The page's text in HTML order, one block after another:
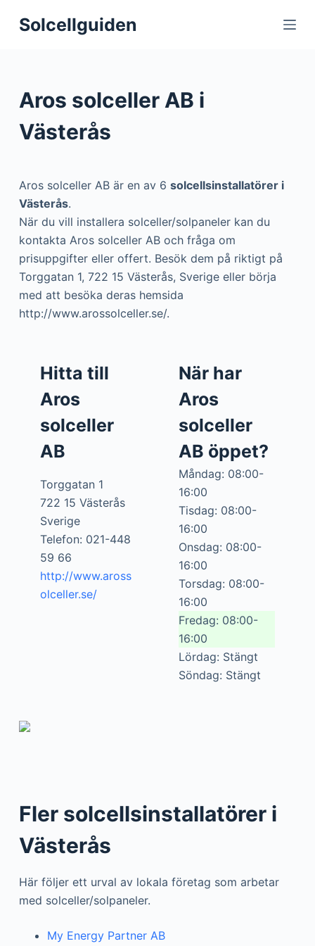
S
o
c
e
n
Solcellguiden
Aros solceller AB i
Västerås
Aros solceller AB är en av 6 solcellsinstallatörer i
Västerås.
När du vill installera solceller/solpaneler kan du
kontakta Aros solceller AB och fråga om
prisuppgifter eller offert. Besök dem på riktigt på
Torggatan 1, 722 15 Västerås, Sverige eller börja
med att besöka deras hemsida
http://www.arossolceller.se/.
Hitta till
Aros
solceller
AB
Torggatan 1
722 15 Västerås
Sverige
Telefon: 021-448
59 66
http://www.aross
olceller.se/
När har
Aros
solceller
AB öppet?
Måndag: 08:00-
16:00
Tisdag: 08:00-
16:00
Onsdag: 08:00-
16:00
Torsdag: 08:00-
16:00
Fredag: 08:00-
16:00
Lördag: Stängt
Söndag: Stängt
Fler solcellsinstallatörer i
Västerås
Här följer ett urval av lokala företag som arbetar
med solceller/solpaneler.
My Energy Partner AB